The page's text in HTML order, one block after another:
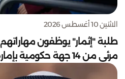
الاثنين 10 أغسطس 2026
طلبة "إثمار" يوظفون
مرئي من 14 جهة حكومية بإمارة الشارقة